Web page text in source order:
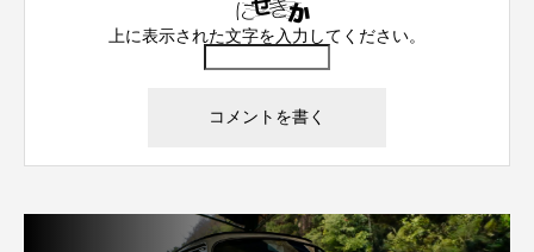
上に表示された文字を入力してください。